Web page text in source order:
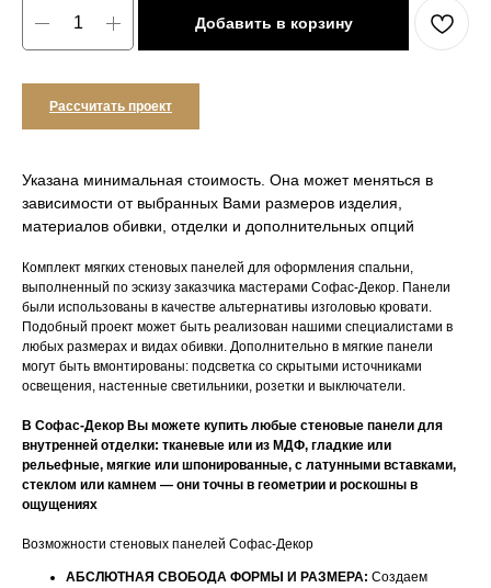
Добавить в корзину
Рассчитать проект
Указана минимальная стоимость. Она может меняться в
зависимости от выбранных Вами размеров изделия,
материалов обивки, отделки и дополнительных опций
Комплект мягких стеновых панелей для оформления спальни,
выполненный по эскизу заказчика мастерами Софас-Декор. Панели
были использованы в качестве альтернативы изголовью кровати.
Подобный проект может быть реализован нашими специалистами в
любых размерах и видах обивки. Дополнительно в мягкие панели
могут быть вмонтированы: подсветка со скрытыми источниками
освещения, настенные светильники, розетки и выключатели.
В Софас-Декор Вы можете купить любые стеновые панели для
внутренней отделки: тканевые или из МДФ, гладкие или
рельефные, мягкие или шпонированные, с латунными вставками,
стеклом или камнем — они точны в геометрии и роскошны в
ощущениях
Возможности стеновых панелей Софас-Декор
АБСЛЮТНАЯ СВОБОДА ФОРМЫ И РАЗМЕРА: Создаем